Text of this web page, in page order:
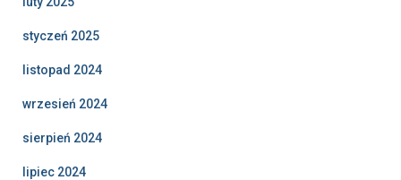
styczeń 2025
listopad 2024
wrzesień 2024
sierpień 2024
lipiec 2024